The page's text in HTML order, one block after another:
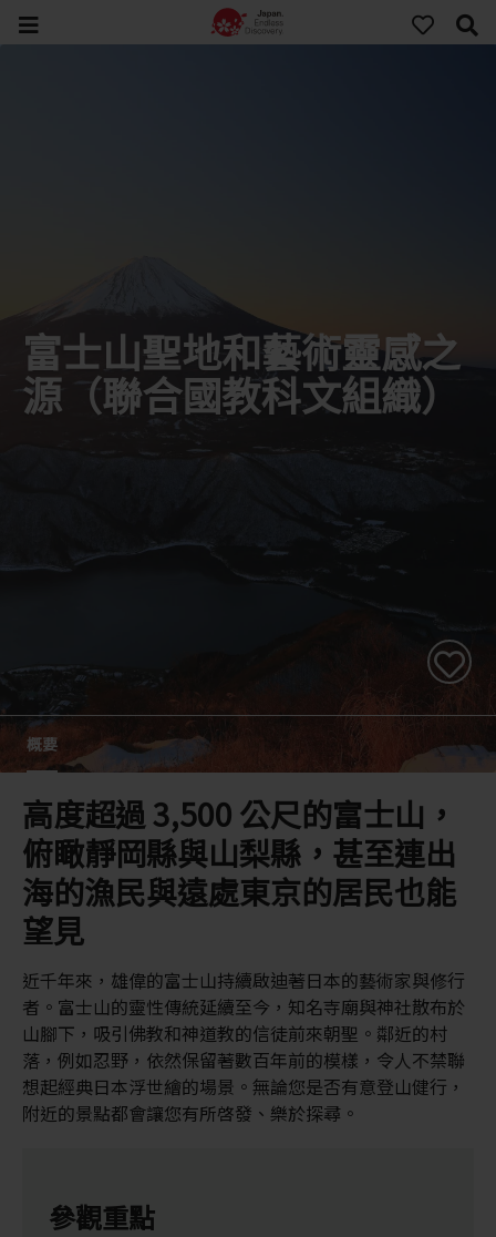
富士山聖地和藝術靈感之
源（聯合國教科文組織）
概要
高度超過 3,500 公尺的富士山，
俯瞰靜岡縣與山梨縣，甚至連出
海的漁民與遠處東京的居民也能
望見
近千年來，雄偉的富士山持續啟迪著日本的藝術家與修行
者。富士山的靈性傳統延續至今，知名寺廟與神社散布於
山腳下，吸引佛教和神道教的信徒前來朝聖。鄰近的村
落，例如忍野，依然保留著數百年前的模樣，令人不禁聯
想起經典日本浮世繪的場景。無論您是否有意登山健行，
附近的景點都會讓您有所啓發、樂於探尋。
參觀重點